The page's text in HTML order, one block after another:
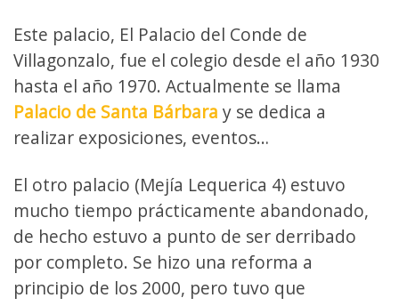
Este palacio, El Palacio del Conde de
Villagonzalo, fue el colegio desde el año 1930
hasta el año 1970. Actualmente se llama
Palacio de Santa Bárbara y se dedica a
realizar exposiciones, eventos…
El otro palacio (Mejía Lequerica 4) estuvo
mucho tiempo prácticamente abandonado,
de hecho estuvo a punto de ser derribado
por completo. Se hizo una reforma a
principio de los 2000, pero tuvo que